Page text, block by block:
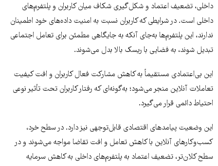
داخلی، تضعیف اعتماد و شکل‌گیری شکاف میان کاربران و پلتفرم‌های
داخلی است. در شرایطی که کاربران نسبت به امنیت داده‌های خود اطمینان
ندارند، این پلتفرم‌ها به‌جای آنکه به جایگاهی مطمئن برای تعامل اجتماعی
تبدیل شوند، به فضایی با ریسک بالا بدل می‌شوند.
این بی‌اعتمادی مستقیماً به کاهش مشارکت فعال کاربران و افت کیفیت
تعاملات آنلاین منجر می‌شود؛ به‌گونه‌ای که رفتار کاربران تحت تأثیر نوعی
احتیاط دائمی قرار می‌گیرد.
این وضعیت پیامدهای اقتصادی قابل‌توجهی نیز دارد. در سطح خرد،
کسب‌وکارهای آنلاین با کاهش تعامل و افت تقاضا مواجه می‌شوند و در
سطح کلان‌تر، تضعیف اعتماد به پلتفرم‌های داخلی به کاهش سرمایه